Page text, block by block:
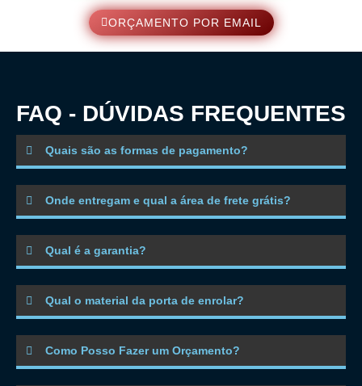
ORÇAMENTO POR EMAIL
FAQ - DÚVIDAS FREQUENTES
Quais são as formas de pagamento?
Onde entregam e qual a área de frete grátis?
Qual é a garantia?
Qual o material da porta de enrolar?
Como Posso Fazer um Orçamento?